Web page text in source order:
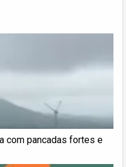
com pancadas fortes e